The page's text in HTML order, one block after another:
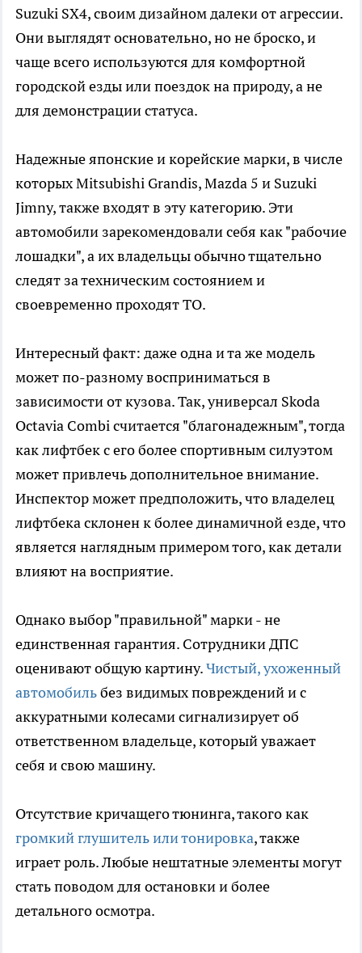
Suzuki SX4, своим дизайном далеки от агрессии.
Они выглядят основательно, но не броско, и
чаще всего используются для комфортной
городской езды или поездок на природу, а не
для демонстрации статуса.
Надежные японские и корейские марки, в числе
которых Mitsubishi Grandis, Mazda 5 и Suzuki
Jimny, также входят в эту категорию. Эти
автомобили зарекомендовали себя как "рабочие
лошадки", а их владельцы обычно тщательно
следят за техническим состоянием и
своевременно проходят ТО.
Интересный факт: даже одна и та же модель
может по-разному восприниматься в
зависимости от кузова. Так, универсал Skoda
Octavia Combi считается "благонадежным", тогда
как лифтбек с его более спортивным силуэтом
может привлечь дополнительное внимание.
Инспектор может предположить, что владелец
лифтбека склонен к более динамичной езде, что
является наглядным примером того, как детали
влияют на восприятие.
Однако выбор "правильной" марки - не
единственная гарантия. Сотрудники ДПС
оценивают общую картину.Чистый, ухоженный
автомобильбез видимых повреждений и с
аккуратными колесами сигнализирует об
ответственном владельце, который уважает
себя и свою машину.
Отсутствие кричащего тюнинга, такого как
громкий глушитель или тонировка, также
играет роль. Любые нештатные элементы могут
стать поводом для остановки и более
детального осмотра.